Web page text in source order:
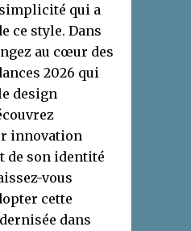
qui a
ce style. Dans
au cœur des
2026 qui
design
innovation
de son identité
vous
cette
dans